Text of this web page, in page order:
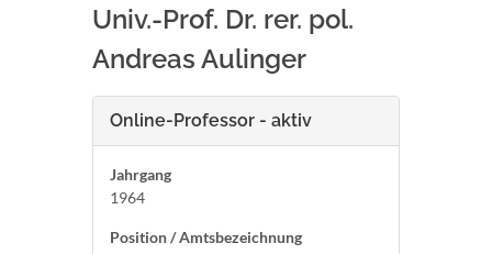
Univ.-Prof. Dr. rer. pol.
Andreas Aulinger
Online-Professor - aktiv
Jahrgang
1964
Position / Amtsbezeichnung